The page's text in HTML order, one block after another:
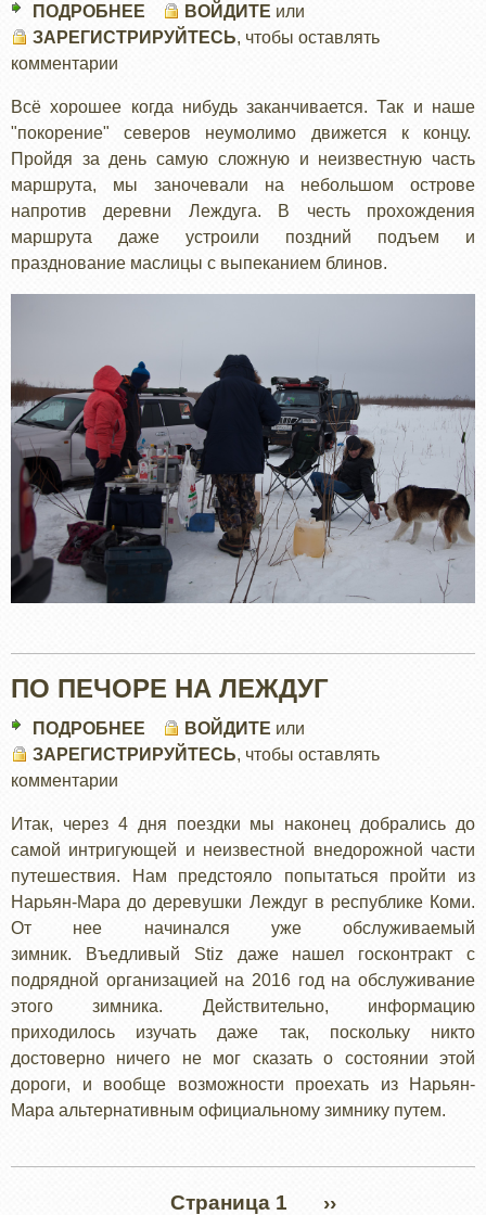
ПОДРОБНЕЕ
НАРЬЯН-
ДОМОЙ
ВОЙДИТЕ или
ЗАРЕГИСТРИРУЙТЕСЬ, чтобы оставлять
комментарии
Всё хорошее когда нибудь заканчивается. Так и наше
"покорение" северов неумолимо движется к концу.
Пройдя за день самую сложную и неизвестную часть
маршрута, мы заночевали на небольшом острове
напротив деревни Леждуга. В честь прохождения
маршрута даже устроили поздний подъем и
празднование маслицы с выпеканием блинов.
ПО ПЕЧОРЕ НА ЛЕЖДУГ
ПОДРОБНЕЕ
ПО
ЛЕЖДУГ
ВОЙДИТЕ или
ЗАРЕГИСТРИРУЙТЕСЬ, чтобы оставлять
комментарии
Итак, через 4 дня поездки мы наконец добрались до
самой интригующей и неизвестной внедорожной части
путешествия. Нам предстояло попытаться пройти из
Нарьян-Мара до деревушки Леждуг в республике Коми.
От нее начинался уже обслуживаемый
зимник. Въедливый Stiz даже нашел госконтракт с
подрядной организацией на 2016 год на обслуживание
этого зимника. Действительно, информацию
приходилось изучать даже так, поскольку никто
достоверно ничего не мог сказать о состоянии этой
дороги, и вообще возможности проехать из Нарьян-
Мара альтернативным официальному зимнику путем.
Страница 1
СЛЕДУЮЩАЯ
››